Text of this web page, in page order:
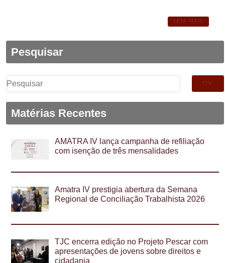
LEIA MAIS
Pesquisar
Pesquisar
por:
Matérias Recentes
AMATRA IV lança campanha de refiliação
com isenção de três mensalidades
Amatra IV prestigia abertura da Semana
Regional de Conciliação Trabalhista 2026
TJC encerra edição no Projeto Pescar com
apresentações de jovens sobre direitos e
cidadania